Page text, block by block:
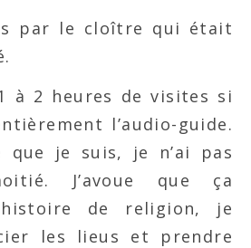
par le cloître qui était
à 2 heures de visites si
l’audio-guide.
que je suis, je n’ai pas
J’avoue que ça
histoire de religion, je
les lieus et prendre